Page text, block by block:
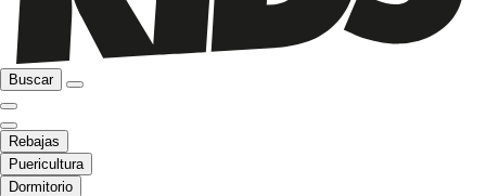
Buscar
Rebajas
Puericultura
Dormitorio